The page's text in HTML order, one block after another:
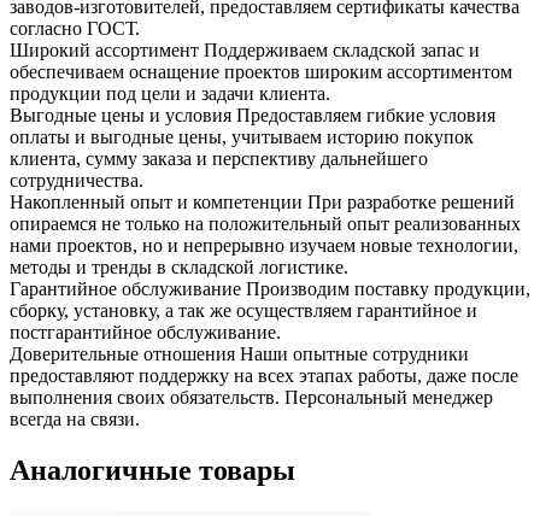
заводов-изготовителей, предоставляем сертификаты качества
согласно ГОСТ.
Широкий ассортимент Поддерживаем складской запас и
обеспечиваем оснащение проектов широким ассортиментом
продукции под цели и задачи клиента.
Выгодные цены и условия Предоставляем гибкие условия
оплаты и выгодные цены, учитываем историю покупок
клиента, сумму заказа и перспективу дальнейшего
сотрудничества.
Накопленный опыт и компетенции При разработке решений
опираемся не только на положительный опыт реализованных
нами проектов, но и непрерывно изучаем новые технологии,
методы и тренды в складской логистике.
Гарантийное обслуживание Производим поставку продукции,
сборку, установку, а так же осуществляем гарантийное и
постгарантийное обслуживание.
Доверительные отношения Наши опытные сотрудники
предоставляют поддержку на всех этапах работы, даже после
выполнения своих обязательств. Персональный менеджер
всегда на связи.
Аналогичные товары